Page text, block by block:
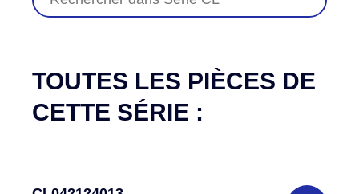
TOUTES LES PIÈCES DE
CETTE SÉRIE :